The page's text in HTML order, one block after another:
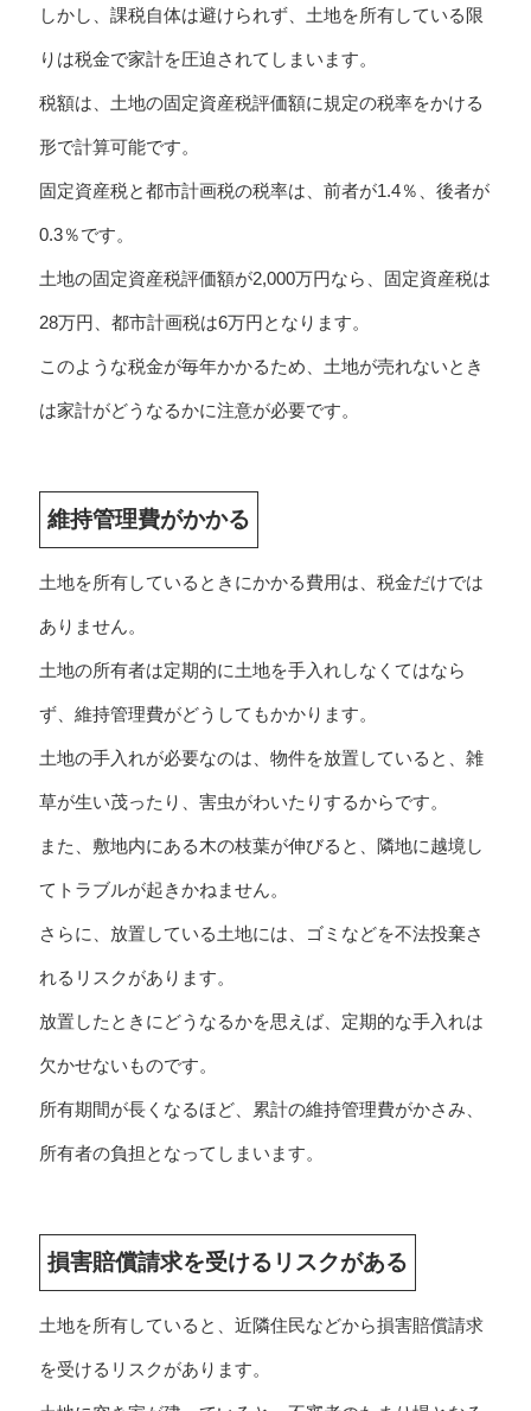
しかし、課税自体は避けられず、土地を所有している限
りは税金で家計を圧迫されてしまいます。
税額は、土地の固定資産税評価額に規定の税率をかける
形で計算可能です。
固定資産税と都市計画税の税率は、前者が1.4％、後者が
0.3％です。
土地の固定資産税評価額が2,000万円なら、固定資産税は
28万円、都市計画税は6万円となります。
このような税金が毎年かかるため、土地が売れないとき
は家計がどうなるかに注意が必要です。
維持管理費がかかる
土地を所有しているときにかかる費用は、税金だけでは
ありません。
土地の所有者は定期的に土地を手入れしなくてはなら
ず、維持管理費がどうしてもかかります。
土地の手入れが必要なのは、物件を放置していると、雑
草が生い茂ったり、害虫がわいたりするからです。
また、敷地内にある木の枝葉が伸びると、隣地に越境し
てトラブルが起きかねません。
さらに、放置している土地には、ゴミなどを不法投棄さ
れるリスクがあります。
放置したときにどうなるかを思えば、定期的な手入れは
欠かせないものです。
所有期間が長くなるほど、累計の維持管理費がかさみ、
所有者の負担となってしまいます。
損害賠償請求を受けるリスクがある
土地を所有していると、近隣住民などから損害賠償請求
を受けるリスクがあります。